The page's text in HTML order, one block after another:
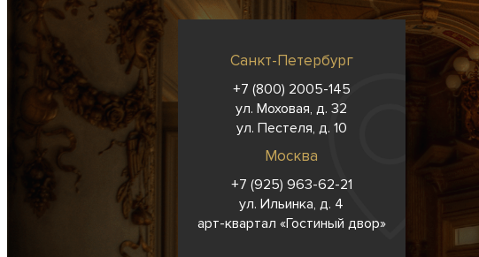
Санкт-Петербург
+7 (800) 2005-145
ул. Моховая, д. 32
ул. Пестеля, д. 10
Москва
+7 (925) 963-62-21
ул. Ильинка, д. 4
арт-квартал «Гостиный двор»